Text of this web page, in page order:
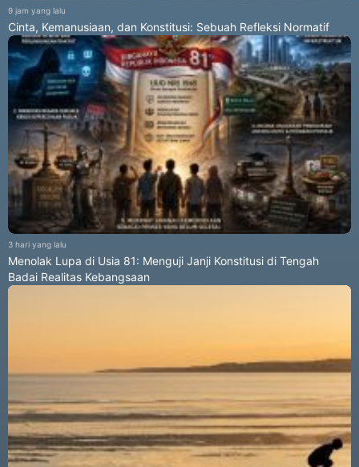
9 jam yang lalu
Cinta, Kemanusiaan, dan Konstitusi: Sebuah Refleksi Normatif
3 hari yang lalu
Menolak Lupa di Usia 81: Menguji Janji Konstitusi di Tengah
Badai Realitas Kebangsaan